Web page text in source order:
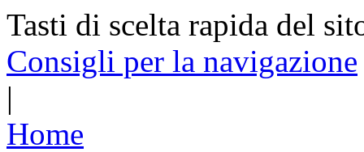
Tasti di scelta rapida del
Consigli per la navigazione
|
Home